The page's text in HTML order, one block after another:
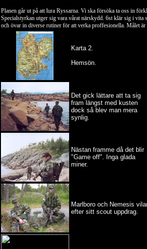
Planen går ut på att lura Ryssarna. Vi ska försöka ta oss in
Specialstyrkan utger sig vara vårat närskydd. 6st klär sig i vita
och övar in diverse rutiner för att verka proffesionella. Målet
Karta 2.
Hemsön.
Det gick lättare att ta sig
fram längst med kusten
dock så blev man mera
synlig.
Nästan framme då det blir
"Game off". Inga glada
miner.
Marlboro och Nemesis
efter sitt scout uppdrag.